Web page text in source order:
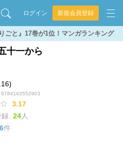
ログイン 新規会員登録
ごと』17巻が1位！マンガランキング
十一から
9784163552903
3.17
: 24人
6件